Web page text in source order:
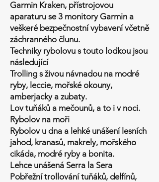
Garmin Kraken, přístrojovou
aparaturu se 3 monitory Garmin a
veškeré bezpečnostní vybavení včetně
záchranného člunu.
Techniky rybolovu s touto loďkou jsou
následující
Trolling s živou návnadou na modré
ryby, leccie, mořské okouny,
amberjacky a zubaty.
Lov tuňáků a mečounů, a to i v noci.
Rybolov na moři
Rybolov u dna a lehké unášení lesních
jahod, kranasů, makrely, mořského
cikáda, modré ryby a bonita.
Lehce unášená Serra la Sera
Pobřežní trollování tuňáků, delfínů,